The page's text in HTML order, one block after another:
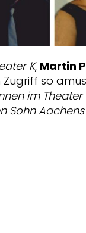
K, Martin
Zugriff so
im
Sohn